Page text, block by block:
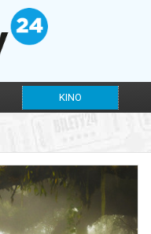
KINO